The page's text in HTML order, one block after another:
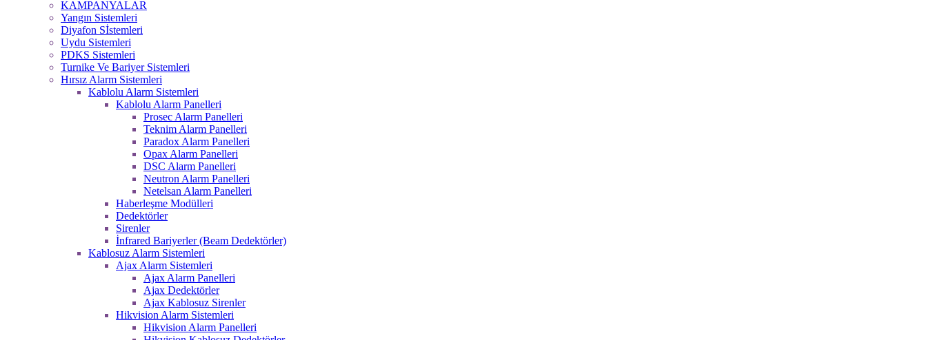
KAMPANYALAR
Yangın Sistemleri
Diyafon Sİstemleri
Uydu Sistemleri
PDKS Sistemleri
Turnike Ve Bariyer Sistemleri
Hırsız Alarm Sistemleri
Kablolu Alarm Sistemleri
Kablolu Alarm Panelleri
Prosec Alarm Panelleri
Teknim Alarm Panelleri
Paradox Alarm Panelleri
Opax Alarm Panelleri
DSC Alarm Panelleri
Neutron Alarm Panelleri
Netelsan Alarm Panelleri
Haberleşme Modülleri
Dedektörler
Sirenler
İnfrared Bariyerler (Beam Dedektörler)
Kablosuz Alarm Sistemleri
Ajax Alarm Sistemleri
Ajax Alarm Panelleri
Ajax Dedektörler
Ajax Kablosuz Sirenler
Hikvision Alarm Sistemleri
Hikvision Alarm Panelleri